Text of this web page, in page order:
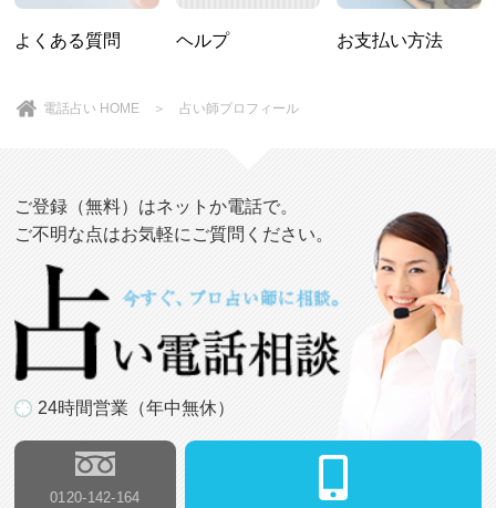
よくある質問 ヘルプ お支払い方法
電話占い HOME ＞ 占い師プロフィール
ご登録（無料）はネットか電話で。
ご不明な点はお気軽にご質問ください。
24時間営業（年中無休）
0120-142-164